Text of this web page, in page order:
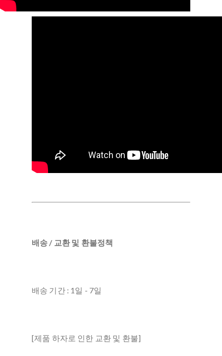
배송 / 교환 및 환불정책
배송 기간 : 1일 - 7일
[제품 하자로 인한 교환 및 환불]